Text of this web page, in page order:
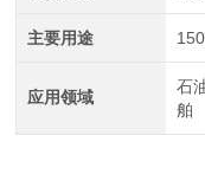
主要用途
应用领域
石
舶